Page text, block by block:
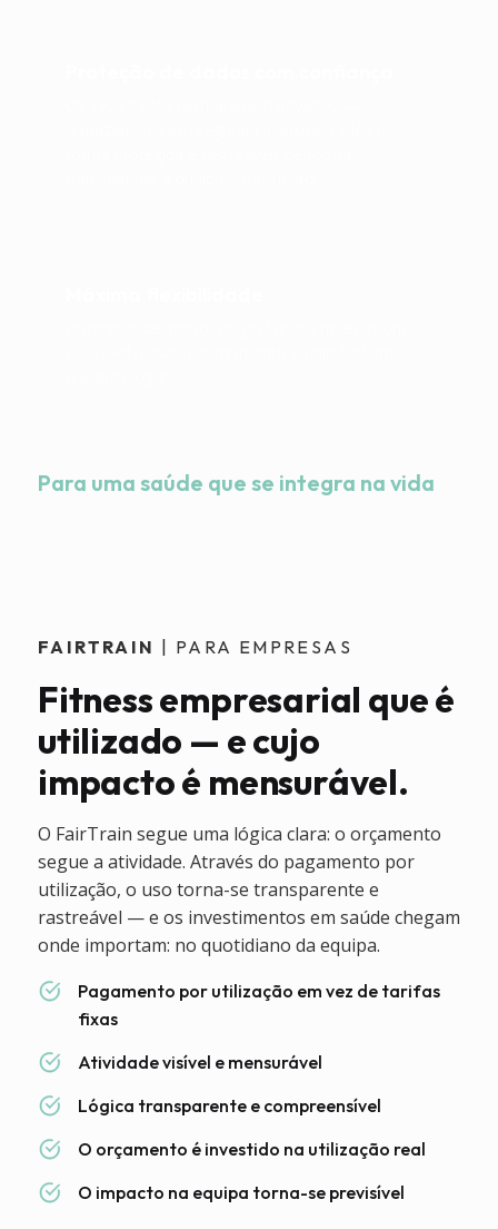
Para uma saúde que se integra na vida
FAIRTRAIN | PARA EMPRESAS
Fitness empresarial que é
utilizado — e cujo
impacto é mensurável.
O FairTrain segue uma lógica clara: o orçamento
segue a atividade. Através do pagamento por
utilização, o uso torna-se transparente e
rastreável — e os investimentos em saúde chegam
onde importam: no quotidiano da equipa.
Pagamento por utilização em vez de tarifas
fixas
Atividade visível e mensurável
Lógica transparente e compreensível
O orçamento é investido na utilização real
O impacto na equipa torna-se previsível